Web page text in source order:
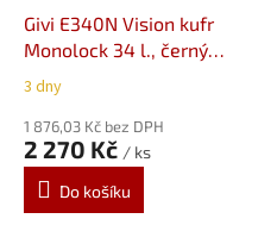
Givi E340N Vision kufr
Monolock 34 l., černý
červené odrazky
3 dny
1 876,03 Kč bez DPH
2 270 Kč / ks
Do košíku